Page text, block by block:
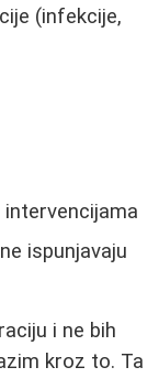
(infekcije,
ispunjavaju
i ne bih
kroz to. Ta